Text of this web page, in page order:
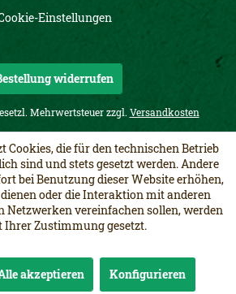
Einstellungen
widerrufen
Mehrwertsteuer zzgl. Versandkosten
Cookies, die für den technischen Betrieb
sind und stets gesetzt werden. Andere
bei Benutzung dieser Website erhöhen,
oder die Interaktion mit anderen
Netzwerken vereinfachen sollen, werden
Zustimmung gesetzt.
akzeptieren Konfigurieren